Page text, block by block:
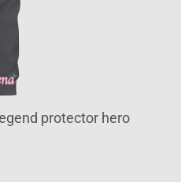
protector hero